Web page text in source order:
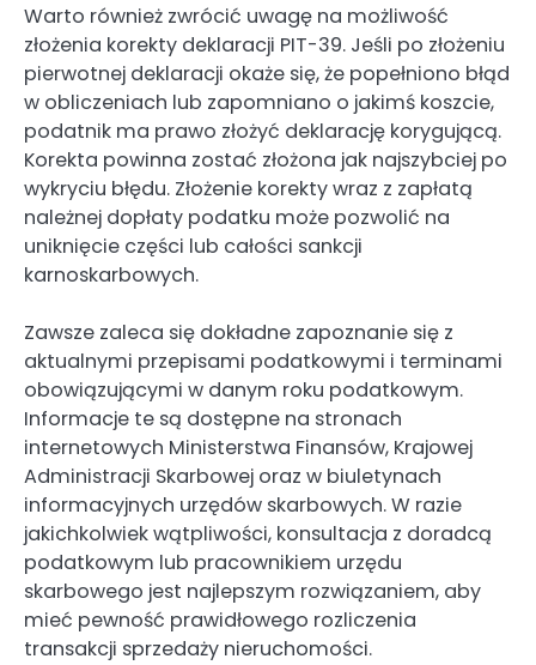
Warto również zwrócić uwagę na możliwość
złożenia korekty deklaracji PIT-39. Jeśli po złożeniu
pierwotnej deklaracji okaże się, że popełniono błąd
w obliczeniach lub zapomniano o jakimś koszcie,
podatnik ma prawo złożyć deklarację korygującą.
Korekta powinna zostać złożona jak najszybciej po
wykryciu błędu. Złożenie korekty wraz z zapłatą
należnej dopłaty podatku może pozwolić na
uniknięcie części lub całości sankcji
karnoskarbowych.
Zawsze zaleca się dokładne zapoznanie się z
aktualnymi przepisami podatkowymi i terminami
obowiązującymi w danym roku podatkowym.
Informacje te są dostępne na stronach
internetowych Ministerstwa Finansów, Krajowej
Administracji Skarbowej oraz w biuletynach
informacyjnych urzędów skarbowych. W razie
jakichkolwiek wątpliwości, konsultacja z doradcą
podatkowym lub pracownikiem urzędu
skarbowego jest najlepszym rozwiązaniem, aby
mieć pewność prawidłowego rozliczenia
transakcji sprzedaży nieruchomości.